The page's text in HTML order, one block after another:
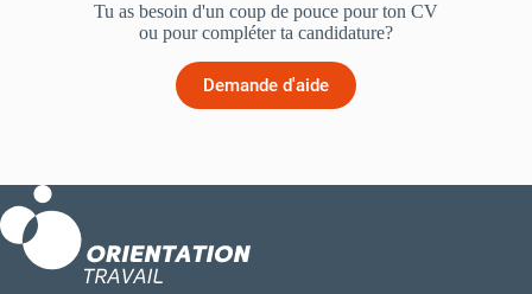
Tu as besoin d'un coup de pouce pour ton CV
ou pour compléter ta candidature?
Demande d'aide